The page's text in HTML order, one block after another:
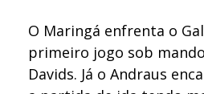
O Maringá enfrenta o
primeiro jogo sob
Davids. Já o Andraus